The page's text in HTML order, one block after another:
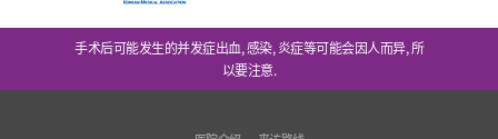
手术后可能发生的并发症出血, 感染, 炎症等可能会因人而异, 所
以要注意.